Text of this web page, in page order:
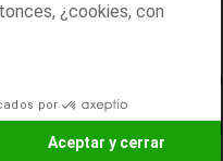
¿cookies, con
por
Aceptar y cerrar
MODOS DE ENVÍO
Entrega a
De 5 a 8 días